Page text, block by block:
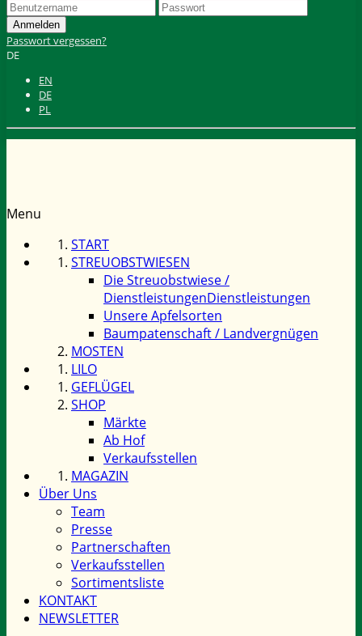
Passwort vergessen?
DE
EN
DE
PL
Menu
START
STREUOBSTWIESEN
Die Streuobstwiese /
DienstleistungenDienstleistungen
Unsere Apfelsorten
Baumpatenschaft / Landvergnügen
MOSTEN
LILO
GEFLÜGEL
SHOP
Märkte
Ab Hof
Verkaufsstellen
MAGAZIN
Über Uns
Team
Presse
Partnerschaften
Verkaufsstellen
Sortimentsliste
KONTAKT
NEWSLETTER